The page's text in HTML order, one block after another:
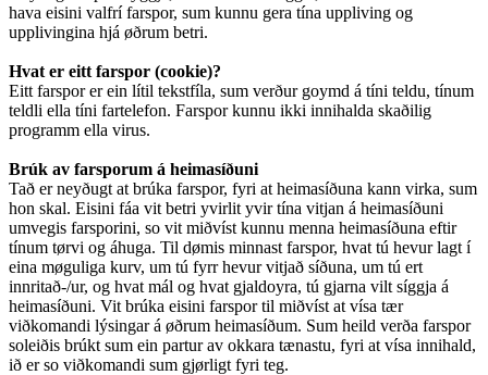
hava eisini valfrí farspor, sum kunnu gera tína uppliving og
upplivingina hjá øðrum betri.
Hvat er eitt farspor (cookie)?
Eitt farspor er ein lítil tekstfíla, sum verður goymd á tíni teldu, tínum
teldli ella tíni fartelefon. Farspor kunnu ikki innihalda skaðilig
programm ella virus.
Brúk av farsporum á heimasíðuni
Tað er neyðugt at brúka farspor, fyri at heimasíðuna kann virka, sum
hon skal. Eisini fáa vit betri yvirlit yvir tína vitjan á heimasíðuni
umvegis farsporini, so vit miðvíst kunnu menna heimasíðuna eftir
tínum tørvi og áhuga. Til dømis minnast farspor, hvat tú hevur lagt í
eina møguliga kurv, um tú fyrr hevur vitjað síðuna, um tú ert
innritað-/ur, og hvat mál og hvat gjaldoyra, tú gjarna vilt síggja á
heimasíðuni. Vit brúka eisini farspor til miðvíst at vísa tær
viðkomandi lýsingar á øðrum heimasíðum. Sum heild verða farspor
soleiðis brúkt sum ein partur av okkara tænastu, fyri at vísa innihald,
ið er so viðkomandi sum gjørligt fyri teg.